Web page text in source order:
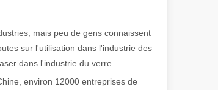
mais peu de gens connaissent
sur l'utilisation dans l'industrie des
dans l'industrie du verre.
environ 12000 entreprises de